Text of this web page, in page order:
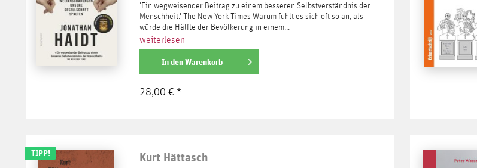
'Ein wegweisender Beitrag zu einem besseren Selbstverständnis der
Menschheit.' The New York Times Warum fühlt es sich oft so an, als
würde die Hälfte der Bevölkerung in einem...
weiterlesen
In den Warenkorb
28,00 € *
TIPP! Kurt Hättasch